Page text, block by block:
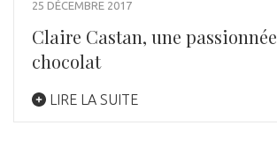
25 DÉCEMBRE 2017
Claire Castan, une
chocolat
LIRE LA SUITE